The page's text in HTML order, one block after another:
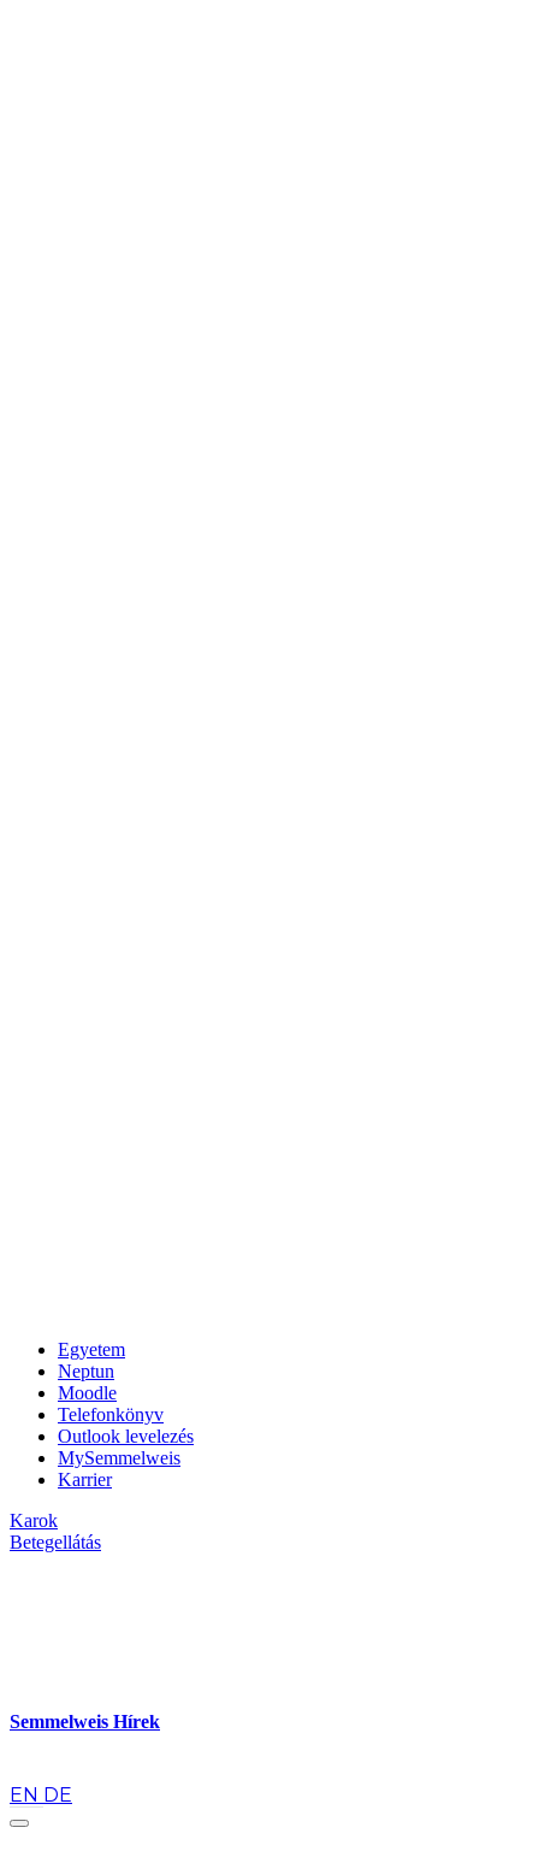
Egyetem
Neptun
Moodle
Telefonkönyv
Outlook levelezés
MySemmelweis
Karrier
Karok
Betegellátás
Semmelweis Hírek
EN DE